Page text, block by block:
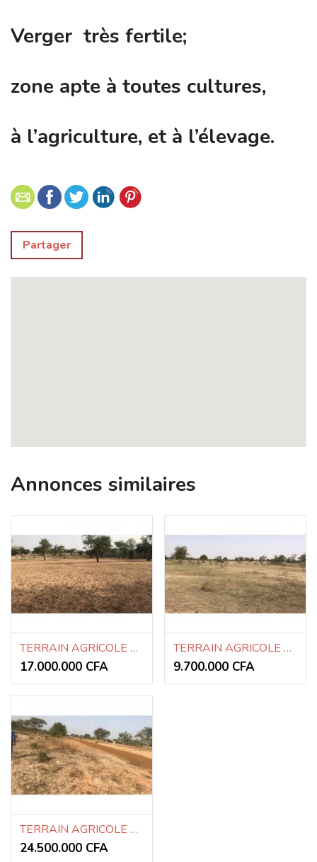
Verger très fertile;
zone apte à toutes cultures,
à l’agriculture, et à l’élevage.
Partager
Annonces similaires
TERRAIN AGRICOLE A VENDRE 7.05ha
17.000.000 CFA
TERRAIN AGRICOLE A VENDRE 3.3ha
9.700.000 CFA
TERRAIN AGRICOLE A VENDRE 2.37ha
24.500.000 CFA